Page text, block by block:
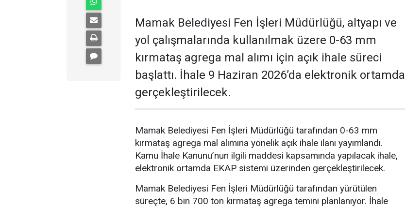
Mamak Belediyesi Fen İşleri Müdürlüğü, altyapı ve
yol çalışmalarında kullanılmak üzere 0-63 mm
kırmataş agrega mal alımı için açık ihale süreci
başlattı. İhale 9 Haziran 2026’da elektronik ortamda
gerçekleştirilecek.
Mamak Belediyesi Fen İşleri Müdürlüğü tarafından 0-63 mm
kırmataş agrega mal alımına yönelik açık ihale ilanı yayımlandı.
Kamu İhale Kanunu’nun ilgili maddesi kapsamında yapılacak ihale,
elektronik ortamda EKAP sistemi üzerinden gerçekleştirilecek.
Mamak Belediyesi Fen İşleri Müdürlüğü tarafından yürütülen
süreçte, 6 bin 700 ton kırmataş agrega temini planlanıyor. İhale